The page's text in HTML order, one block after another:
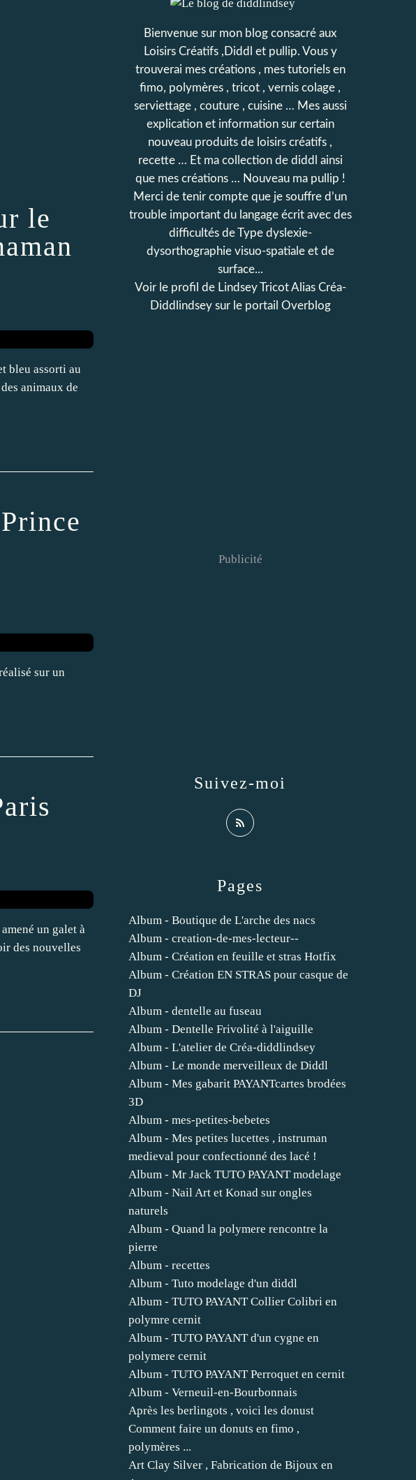
le
bleu assorti au
animaux de
sur un
un galet à
des nouvelles
Pages
Album - Boutique de L'arche des nacs
Album - creation-de-mes-lecteur--
Album - Création en feuille et stras Hotfix
Album - Création EN STRAS pour casque de
DJ
Album - dentelle au fuseau
Album - Dentelle Frivolité à l'aiguille
Album - L'atelier de Créa-diddlindsey
Album - Le monde merveilleux de Diddl
Album - Mes gabarit PAYANTcartes brodées
3D
Album - mes-petites-bebetes
Album - Mes petites lucettes , instruman
medieval pour confectionné des lacé !
Album - Mr Jack TUTO PAYANT modelage
Album - Nail Art et Konad sur ongles
naturels
Album - Quand la polymere rencontre la
pierre
Album - recettes
Album - Tuto modelage d'un diddl
Album - TUTO PAYANT Collier Colibri en
polymre cernit
Album - TUTO PAYANT d'un cygne en
polymere cernit
Album - TUTO PAYANT Perroquet en cernit
Album - Verneuil-en-Bourbonnais
Après les berlingots , voici les donust
Comment faire un donuts en fimo ,
polymères ...
Art Clay Silver , Fabrication de Bijoux en
Bienvenue sur mon blog consacré aux
Loisirs Créatifs ,Diddl et pullip. Vous y
trouverai mes créations , mes tutoriels en
fimo, polymères , tricot , vernis colage ,
serviettage , couture , cuisine … Mes aussi
explication et information sur certain
nouveau produits de loisirs créatifs ,
recette … Et ma collection de diddl ainsi
que mes créations … Nouveau ma pullip !
Merci de tenir compte que je souffre d’un
trouble important du langage écrit avec des
difficultés de Type dyslexie-
dysorthographie visuo-spatiale et de
surface...
Voir le profil de Lindsey Tricot Alias Créa-
Diddlindsey sur le portail Overblog
Suivez-moi
Publicité